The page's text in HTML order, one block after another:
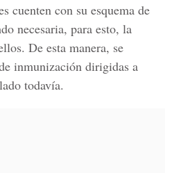
cuenten con su esquema de
necesaria, para esto, la
De esta manera, se
inmunización dirigidas a
todavía.